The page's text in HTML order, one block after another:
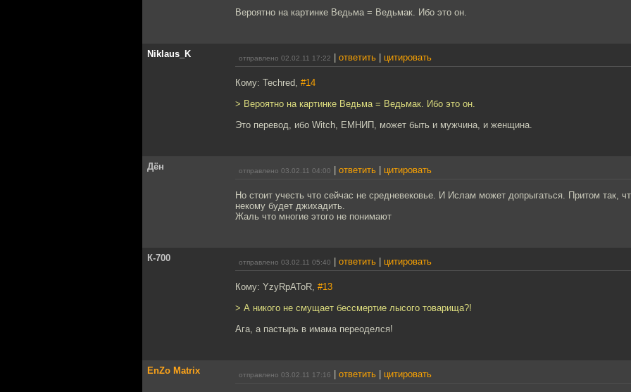
Вероятно на картинке Ведьма = Ведьмак. Ибо это он.
Niklaus_K отправлено 02.02.11 17:22 ответить цитировать
Кому: Techred, #14
> Вероятно на картинке Ведьма = Ведьмак. Ибо это он.
Это перевод, ибо Witch, ЕМНИП, может быть и мужчина, и женщина.
Дён отправлено 03.02.11 04:00 ответить цитировать
Но стоит учесть что сейчас не средневековье. И Ислам может допрыгаться. Притом так,
некому будет джихадить.
Жаль что многие этого не понимают
К-700 отправлено 03.02.11 05:40 ответить цитировать
Кому: YzyRpAToR, #13
> А никого не смущает бессмертие лысого товарища?!
Ага, а пастырь в имама переоделся!
EnZo Matrix отправлено 03.02.11 17:16 ответить цитировать